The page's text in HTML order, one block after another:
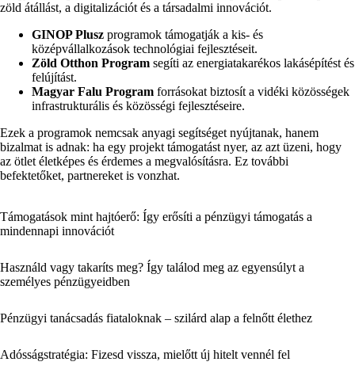
zöld átállást, a digitalizációt és a társadalmi innovációt.
GINOP Plusz programok támogatják a kis- és
középvállalkozások technológiai fejlesztéseit.
Zöld Otthon Program segíti az energiatakarékos lakásépítést és
felújítást.
Magyar Falu Program forrásokat biztosít a vidéki közösségek
infrastrukturális és közösségi fejlesztéseire.
Ezek a programok nemcsak anyagi segítséget nyújtanak, hanem
bizalmat is adnak: ha egy projekt támogatást nyer, az azt üzeni, hogy
az ötlet életképes és érdemes a megvalósításra. Ez további
befektetőket, partnereket is vonzhat.
Támogatások mint hajtóerő: Így erősíti a pénzügyi támogatás a
mindennapi innovációt
Használd vagy takaríts meg? Így találod meg az egyensúlyt a
személyes pénzügyeidben
Pénzügyi tanácsadás fiataloknak – szilárd alap a felnőtt élethez
Adósságstratégia: Fizesd vissza, mielőtt új hitelt vennél fel